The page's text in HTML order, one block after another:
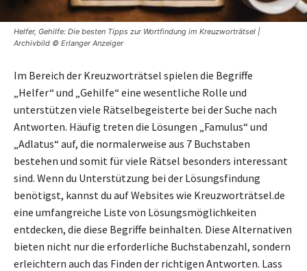
Helfer, Gehilfe: Die besten Tipps zur Wortfindung im Kreuzworträtsel |
Archivbild © Erlanger Anzeiger
Im Bereich der Kreuzworträtsel spielen die Begriffe
„Helfer“ und „Gehilfe“ eine wesentliche Rolle und
unterstützen viele Rätselbegeisterte bei der Suche nach
Antworten. Häufig treten die Lösungen „Famulus“ und
„Adlatus“ auf, die normalerweise aus 7 Buchstaben
bestehen und somit für viele Rätsel besonders interessant
sind. Wenn du Unterstützung bei der Lösungsfindung
benötigst, kannst du auf Websites wie Kreuzworträtsel.de
eine umfangreiche Liste von Lösungsmöglichkeiten
entdecken, die diese Begriffe beinhalten. Diese Alternativen
bieten nicht nur die erforderliche Buchstabenzahl, sondern
erleichtern auch das Finden der richtigen Antworten. Lass